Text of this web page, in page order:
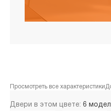
Просмотреть все характеристики
Двери в этом цвете: 6